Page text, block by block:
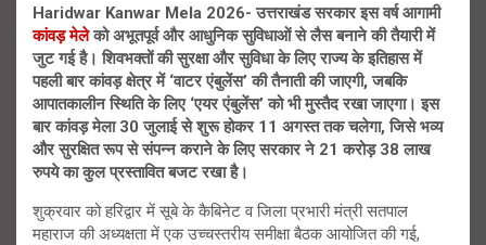
Haridwar Kanwar Mela 2026- उत्तराखंड सरकार इस वर्ष आगामी
कांवड़ मेलेको अभूतपूर्व और आधुनिक सुविधाओं से लैस बनाने की तैयारी में
जुट गई है। शिवभक्तों की सुरक्षा और सुविधा के लिए राज्य के इतिहास में
पहली बार कांवड़ क्षेत्र में ‘वाटर एंबुलेंस’ की तैनाती की जाएगी, जबकि
आपातकालीन स्थिति के लिए ‘एयर एंबुलेंस’ को भी मुस्तैद रखा जाएगा। इस
बार कांवड़ मेला 30 जुलाई से शुरू होकर 11 अगस्त तक चलेगा, जिसे भव्य
और सुरक्षित रूप से संपन्न कराने के लिए सरकार ने 21 करोड़ 38 लाख
रुपये का कुल प्रस्तावित बजट रखा है।
शुक्रवार को हरिद्वार में सूबे के कैबिनेट व जिला प्रभारी मंत्री सतपाल
महाराज की अध्यक्षता में एक उच्चस्तरीय समीक्षा बैठक आयोजित की गई,